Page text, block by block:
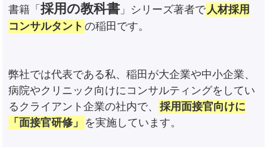
書籍「採用の教科書 」シリーズ著者で 人材採用
コンサルタント の稲田です。
弊社では代表である私、稲田が大企業や中小企業、
病院やクリニック向けにコンサルティングをしてい
るクライアント企業の社内で、 採用面接官向けに
「面接官研修」
を実施しています。